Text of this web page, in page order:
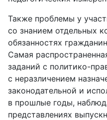
Также проблемы у
со знанием отдельных
обязанностях
Самая
заданий с политико-
с неразличением
законодательной и
в прошлые годы,
представлениях